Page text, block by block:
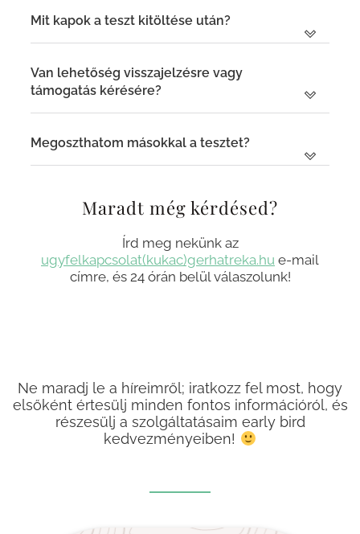
Mit kapok a teszt kitöltése után?
Van lehetőség visszajelzésre vagy
támogatás kérésére?
Megoszthatom másokkal a tesztet?
Maradt még kérdésed?
Írd meg nekünk az
ugyfelkapcsolat(kukac)gerhatreka.hu e-mail
címre, és 24 órán belül válaszolunk!
Ne maradj le a híreimről; iratkozz fel most, hogy
elsőként értesülj minden fontos információról, és
részesülj a szolgáltatásaim early bird
kedvezményeiben!